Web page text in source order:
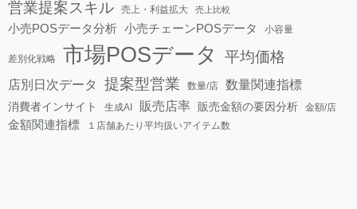
営業提案スキル 売上・利益拡大 売上比較
小売POSデータ分析 小売チェーンPOSデータ 小容量
差別化戦略 市場POSデータ 平均価格
店別日次データ 提案型営業 数量/店 数量関連指標
消費者インサイト 生成AI 販売店率 販売金額の要因分析 金額/店
金額関連指標 １店舗あたり平均扱いアイテム数